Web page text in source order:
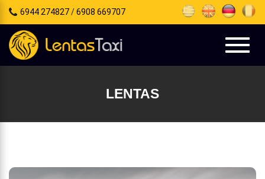
6944 274827/6908 669707
Toggle
LENTAS